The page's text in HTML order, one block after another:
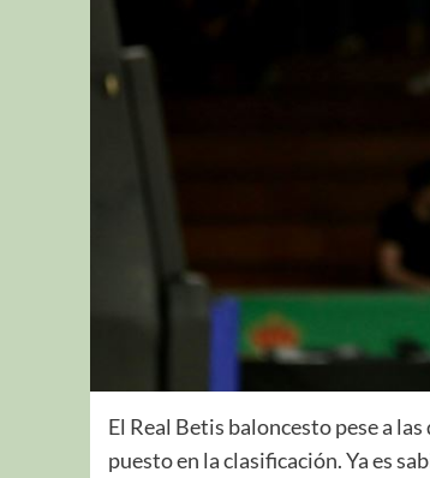
El Real Betis baloncesto pese a
puesto en la clasificación. Ya es